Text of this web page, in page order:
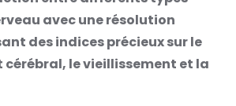
avec une résolution
des indices précieux sur le
le vieillissement et la